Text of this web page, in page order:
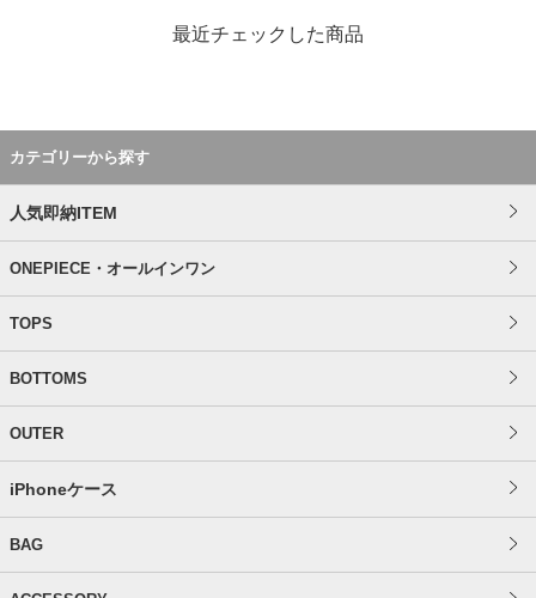
最近チェックした商品
カテゴリーから探す
人気即納ITEM
ONEPIECE・オールインワン
TOPS
BOTTOMS
OUTER
iPhoneケース
BAG